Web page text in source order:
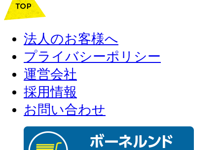
法人のお客様へ
プライバシーポリシー
運営会社
採用情報
お問い合わせ